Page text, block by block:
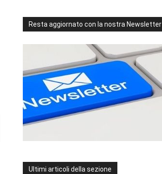
Resta aggiornato con la nostra Newsletter
Ultimi articoli della sezione